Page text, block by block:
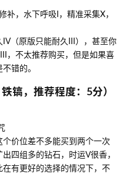
补，水下呼吸I，精准采集X，
（原版只能耐久III），甚至你
，不太推荐购买，但是如果喜
错的。
镐，推荐程度：5分）
价位差不多能买到两个一次
四组多的钻石，时运V很香，
有更好的选择的情况下，不